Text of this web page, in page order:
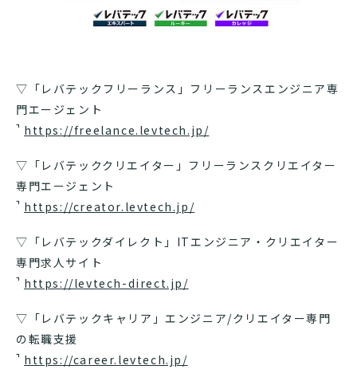
▽「レバテックフリーランス」フリーランスエンジニア専
門エージェント
https://freelance.levtech.jp/
▽「レバテッククリエイター」フリーランスクリエイター
専門エージェント
https://creator.levtech.jp/
▽「レバテックダイレクト」ITエンジニア・クリエイター
専門求人サイト
https://levtech-direct.jp/
▽「レバテックキャリア」エンジニア/クリエイター専門
の転職支援
https://career.levtech.jp/